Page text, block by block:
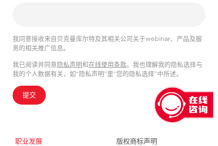
我同意接收来自贝克曼库尔特及其相关公司关于webinar、产品及服
务的相关推广信息。
我已阅读并同意 隐私声明和在线使用条款。我也理解我的隐私选择与
我的个人数据有关，如“隐私声明”里“您的隐私选择”中所述。
提交
职业发展 版权商标声明